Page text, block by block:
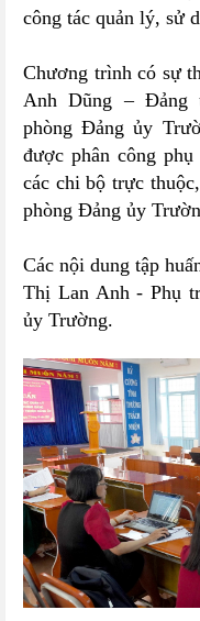
công tác quản lý, sử
Chương trình có sự
Anh Dũng – Đảng
phòng Đảng ủy
được phân công phụ
các chi bộ trực
phòng Đảng ủy
Các nội dung tập
Thị Lan Anh - Phụ
ủy Trường.